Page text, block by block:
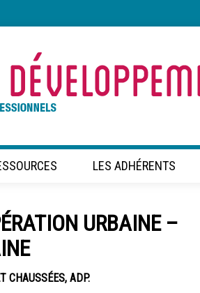
LES ADHÉRENTS
URBAINE –
CHAUSSÉES, ADP.